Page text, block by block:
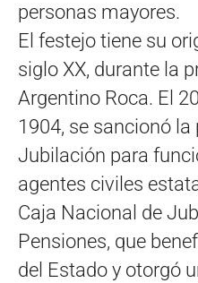
personas mayores.
El festejo tiene su
siglo XX, durante la
Argentino Roca. El
1904, se sancionó
Jubilación para
agentes civiles
Caja Nacional de
Pensiones, que
del Estado y otorgó